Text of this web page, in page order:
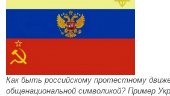
Как быть российскому протестному
общенациональной символикой? Пример